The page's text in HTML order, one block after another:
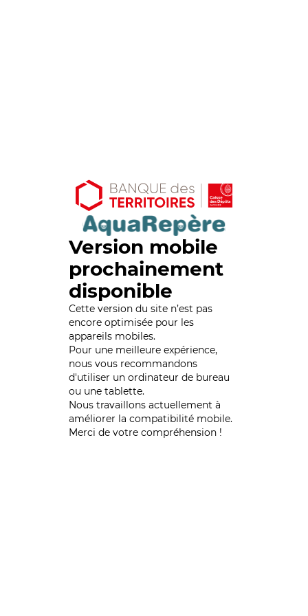
Version mobile
prochainement
disponible
Cette version du site n’est pas
encore optimisée pour les
appareils mobiles.
Pour une meilleure expérience,
nous vous recommandons
d'utiliser un ordinateur de bureau
ou une tablette.
Nous travaillons actuellement à
améliorer la compatibilité mobile.
Merci de votre compréhension !